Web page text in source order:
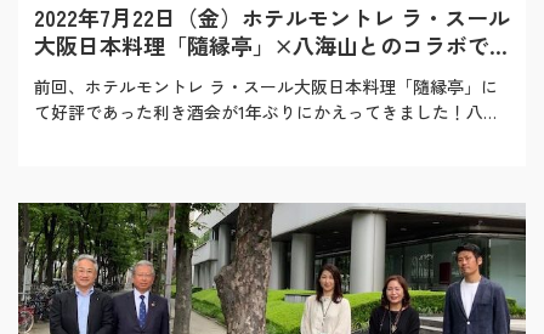
2022年7月22日（金）ホテルモントレ ラ・スール
大阪日本料理「隨縁亭」×八海山とのコラボで
利き酒会開催！
前回、ホテルモントレ ラ・スール大阪日本料理「隨縁亭」に
て好評であった利き酒会が1年ぶりにかえってきました！八海